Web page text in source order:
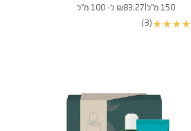
150 מ"ל | ₪83.27 ל- 100 מ"ל
★
★
★
★
(3)